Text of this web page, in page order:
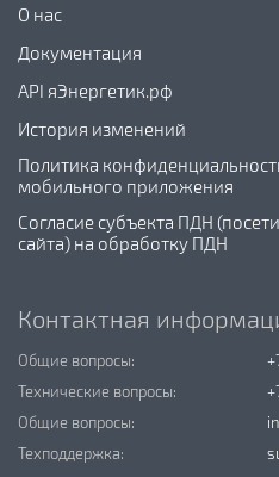
О нас
Документация
API яЭнергетик.рф
История изменений
Политика
мобильного приложения
Согласие субъекта ПДН
сайта) на обработку ПДН
Контактная
Общие вопросы:
Технические вопросы:
Общие вопросы:
Техподдержка: